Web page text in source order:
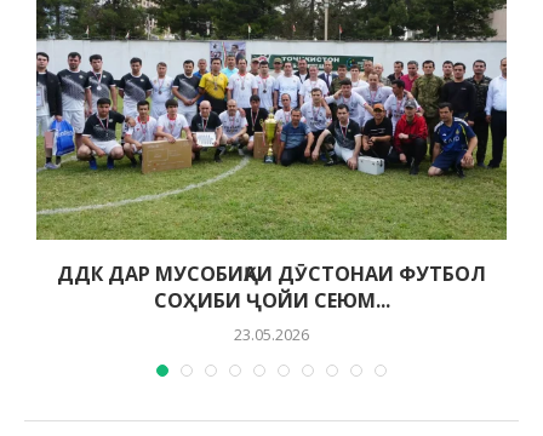
ДДК ДАР МУСОБИҚАИ ДӮСТОНАИ ФУТБОЛ
СОҲИБИ ҶОЙИ СЕЮМ...
23.05.2026